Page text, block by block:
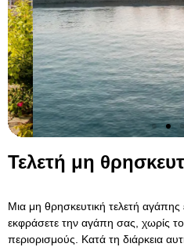
Τελετή μη
Μια μη θρησκευτική τελετή
εκφράσετε την αγάπη σας, χωρίς
περιορισμούς. Κατά τη διάρκεια